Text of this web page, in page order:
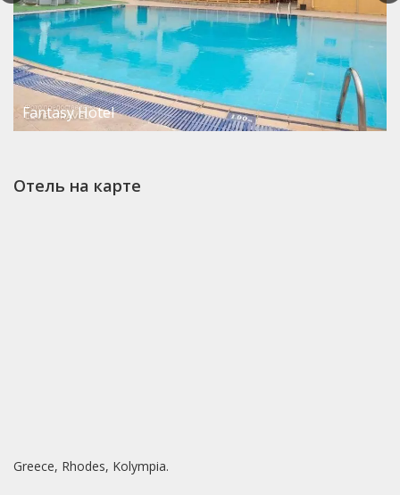
Fantasy Hotel
Отель на карте
Greece, Rhodes, Kolympia.